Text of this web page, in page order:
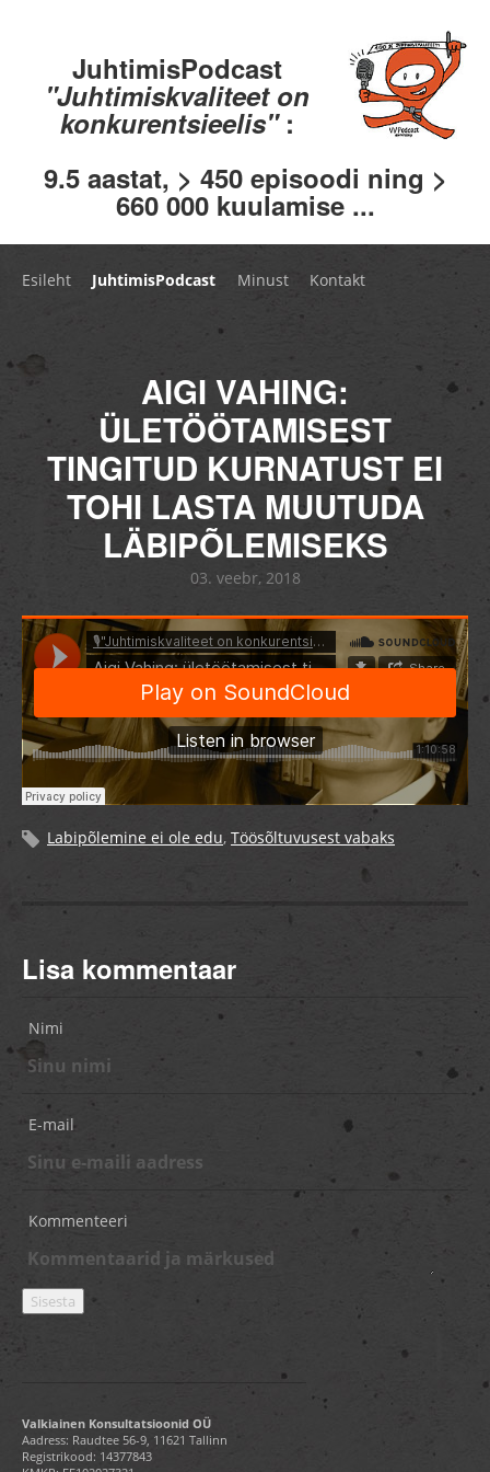
JuhtimisPodcast
"Juhtimiskvaliteet on
konkurentsieelis" :
9.5 aastat, > 450 episoodi ning >
660 000 kuulamise ...
Esileht JuhtimisPodcast Minust Kontakt
AIGI VAHING:
ÜLETÖÖTAMISEST
TINGITUD KURNATUST EI
TOHI LASTA MUUTUDA
LÄBIPÕLEMISEKS
03. veebr, 2018
Labipõlemine ei ole edu, Töösõltuvusest vabaks
Lisa kommentaar
Nimi
E-mail
Kommenteeri
Valkiainen Konsultatsioonid OÜ
Aadress: Raudtee 56-9, 11621 Tallinn
Registrikood: 14377843